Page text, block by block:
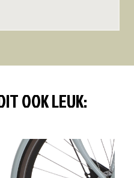
OOK LEUK: